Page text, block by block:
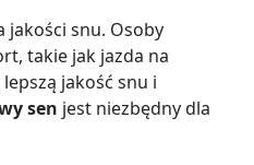
jakości snu. Osoby
takie jak jazda na
jakość snu i
sen jest niezbędny dla